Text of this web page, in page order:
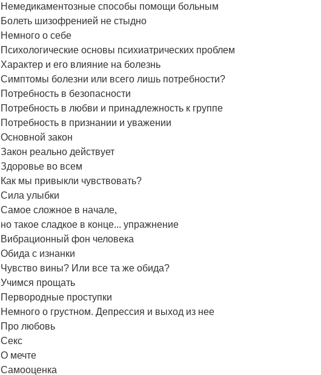
Немедикаментозные способы помощи больным
Болеть шизофренией не стыдно
Немного о себе
Психологические основы психиатрических проблем
Характер и его влияние на болезнь
Симптомы болезни или всего лишь потребности?
Потребность в безопасности
Потребность в любви и принадлежность к группе
Потребность в признании и уважении
Основной закон
Закон реально действует
Здоровье во всем
Как мы привыкли чувствовать?
Сила улыбки
Самое сложное в начале,
но такое сладкое в конце... упражнение
Вибрационный фон человека
Обида с изнанки
Чувство вины? Или все та же обида?
Учимся прощать
Первородные проступки
Немного о грустном. Депрессия и выход из нее
Про любовь
Секс
О мечте
Самооценка